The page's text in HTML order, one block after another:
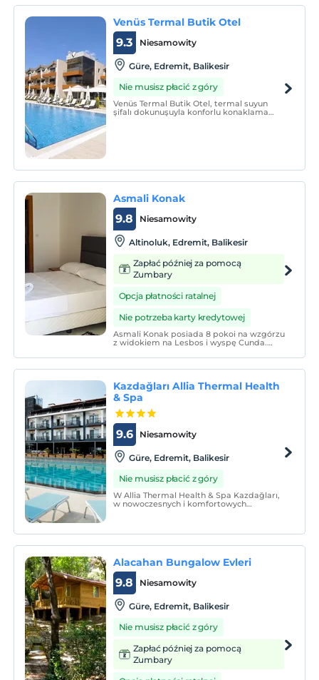
Venüs Termal Butik Otel
Niesamowity
9.3
Güre, Edremit, Balikesir
Nie musisz płacić z góry
Venüs Termal Butik Otel, termal suyun
şifalı dokunuşuyla konforlu konaklama
Asmali Konak
Niesamowity
9.8
Altinoluk, Edremit, Balikesir
Zapłać później za pomocą
Zumbary
Opcja płatności ratalnej
Nie potrzeba karty kredytowej
Asmali Konak posiada 8 pokoi na wzgórzu
z widokiem na Lesbos i wyspę Cunda.
na naszym tarasie w towarzystwie śpiewu
ptaków i dźwięków krykieta.
Kazdağları Allia Thermal Health
& Spa
Niesamowity
9.6
Güre, Edremit, Balikesir
Nie musisz płacić z góry
W Allia Thermal Health & Spa Kazdağları,
w nowoczesnych i komfortowych
dla siebie pokój, aby zamienić pobyt w
niezapomniane wspomnienie i cieszyć
Alacahan Bungalow Evleri
Niesamowity
9.8
Güre, Edremit, Balikesir
Nie musisz płacić z góry
Zapłać później za pomocą
Zumbary